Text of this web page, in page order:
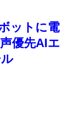
ットに電
優先AIエ